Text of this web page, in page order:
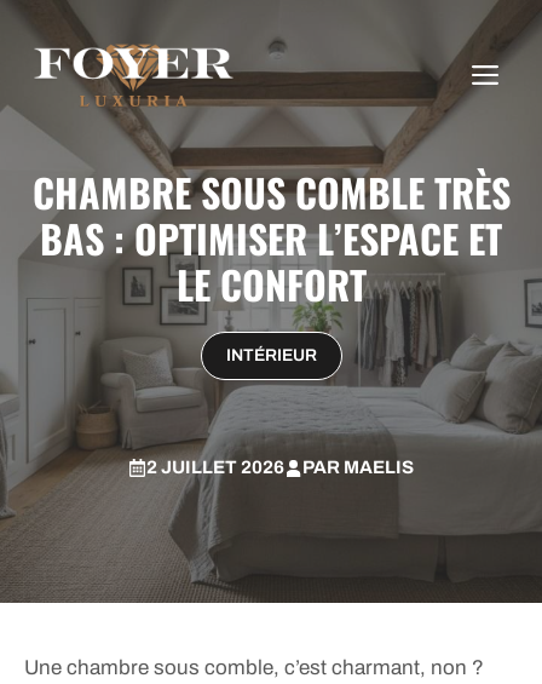
contenu
CHAMBRE SOUS COMBLE TRÈS
BAS : OPTIMISER L’ESPACE ET
LE CONFORT
INTÉRIEUR
2 JUILLET 2026 PAR MAELIS
Une chambre sous comble, c’est charmant, non ?